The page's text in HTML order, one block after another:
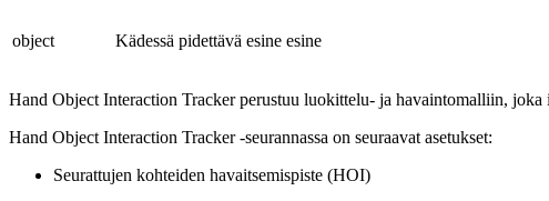
object Kädessä pidettävä esine esine
Hand Object Interaction Tracker perustuu luokittelu- ja havaintomalliin,
Hand Object Interaction Tracker -seurannassa on seuraavat asetukset:
Seurattujen kohteiden havaitsemispiste (HOI)